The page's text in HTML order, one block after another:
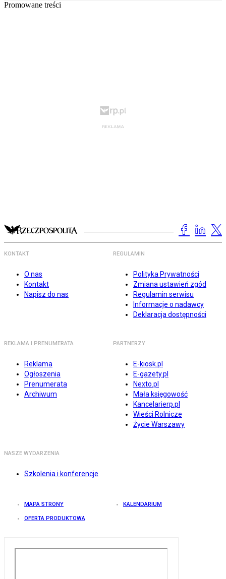
Promowane treści
KONTAKT
O nas
Kontakt
Napisz do nas
REGULAMIN
Polityka Prywatności
Zmiana ustawień zgód
Regulamin serwisu
Informacje o nadawcy
Deklaracja dostępności
REKLAMA I PRENUMERATA
Reklama
Ogłoszenia
Prenumerata
Archiwum
PARTNERZY
E-kiosk.pl
E-gazety.pl
Nexto.pl
Mała księgowość
Kancelarierp.pl
Wieści Rolnicze
Życie Warszawy
NASZE WYDARZENIA
Szkolenia i konferencje
MAPA STRONY KALENDARIUM
OFERTA PRODUKTOWA